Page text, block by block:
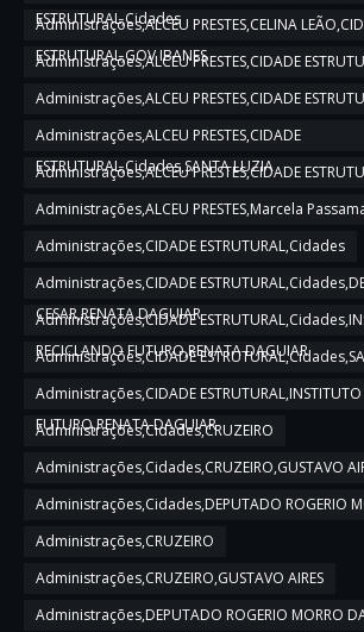
ESTRUTURAL,Cidades
Administrações,ALCEU PRESTES,CELINA
ESTRUTURAL,GOV IBANES
Administrações,ALCEU PRESTES,CIDADE
Administrações,ALCEU PRESTES,CIDADE
Administrações,ALCEU PRESTES,CIDADE
ESTRUTURAL,Cidades,SANTA LUZIA
Administrações,ALCEU PRESTES,CIDADE
Administrações,ALCEU PRESTES,Marcela
Administrações,CIDADE ESTRUTURAL,Cidades
Administrações,CIDADE
CESAR,RENATA DAGUIAR
Administrações,CIDADE
RECICLANDO FUTURO,RENATA DAGUIAR
Administrações,CIDADE
Administrações,CIDADE ESTRUTURAL,INSTITUTO
FUTURO,RENATA DAGUIAR
Administrações,Cidades,CRUZEIRO
Administrações,Cidades,CRUZEIRO,GUSTAVO
Administrações,Cidades,DEPUTADO ROGERIO
Administrações,CRUZEIRO
Administrações,CRUZEIRO,GUSTAVO AIRES
Administrações,DEPUTADO ROGERIO MORRO